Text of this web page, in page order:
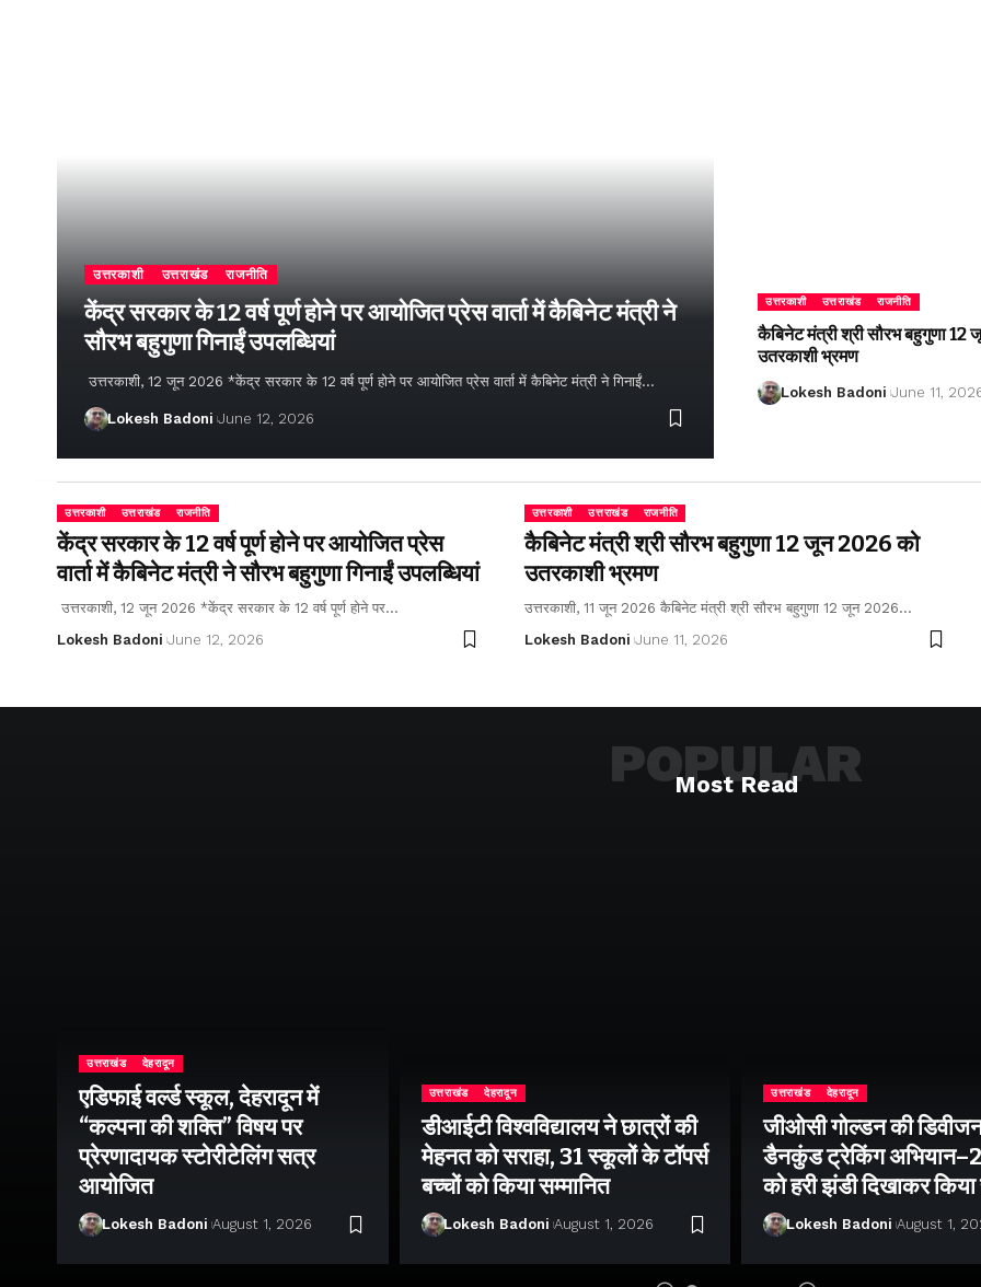
उत्तरकाशी उत्तराखंड राजनीति
केंद्र सरकार के 12 वर्ष पूर्ण होने पर आयोजित प्रेस वार्ता में कैबिनेट मंत्री ने
सौरभ बहुगुणा गिनाईं उपलब्धियां
उत्तरकाशी, 12 जून 2026 *केंद्र सरकार के 12 वर्ष पूर्ण होने पर आयोजित प्रेस वार्ता में कैबिनेट मंत्री ने गिनाईं…
Lokesh Badoni June 12, 2026
उत्तरकाशी उत्तराखंड राजनीति
कैबिनेट मंत्री श्री सौरभ बहुगुणा
उतरकाशी भ्रमण
Lokesh Badoni June 11,
उत्तरकाशी उत्तराखंड राजनीति
केंद्र सरकार के 12 वर्ष पूर्ण होने पर आयोजित प्रेस
वार्ता में कैबिनेट मंत्री ने सौरभ बहुगुणा गिनाईं उपलब्धियां
उत्तरकाशी, 12 जून 2026 *केंद्र सरकार के 12 वर्ष पूर्ण होने पर…
Lokesh Badoni June 12, 2026
उत्तरकाशी उत्तराखंड राजनीति
कैबिनेट मंत्री श्री सौरभ बहुगुणा 12 जून 2026 को
उतरकाशी भ्रमण
उत्तरकाशी, 11 जून 2026 कैबिनेट मंत्री श्री सौरभ बहुगुणा 12 जून 2026…
Lokesh Badoni June 11, 2026
Most Read
POPULAR
उत्तराखंड देहरादून
एडिफाई वर्ल्ड स्कूल, देहरादून में
“कल्पना की शक्ति” विषय पर
प्रेरणादायक स्टोरीटेलिंग सत्र
आयोजित
Lokesh Badoni August 1, 2026
उत्तराखंड देहरादून
डीआईटी विश्वविद्यालय ने छात्रों की
मेहनत को सराहा, 31 स्कूलों के टॉपर्स
बच्चों को किया सम्मानित
Lokesh Badoni August 1, 2026
उत्तराखंड देहरादून
जीओसी गोल्डन की
डैनकुंड ट्रेकिंग
को हरी झंडी दिखाकर किया
Lokesh Badoni August 1,